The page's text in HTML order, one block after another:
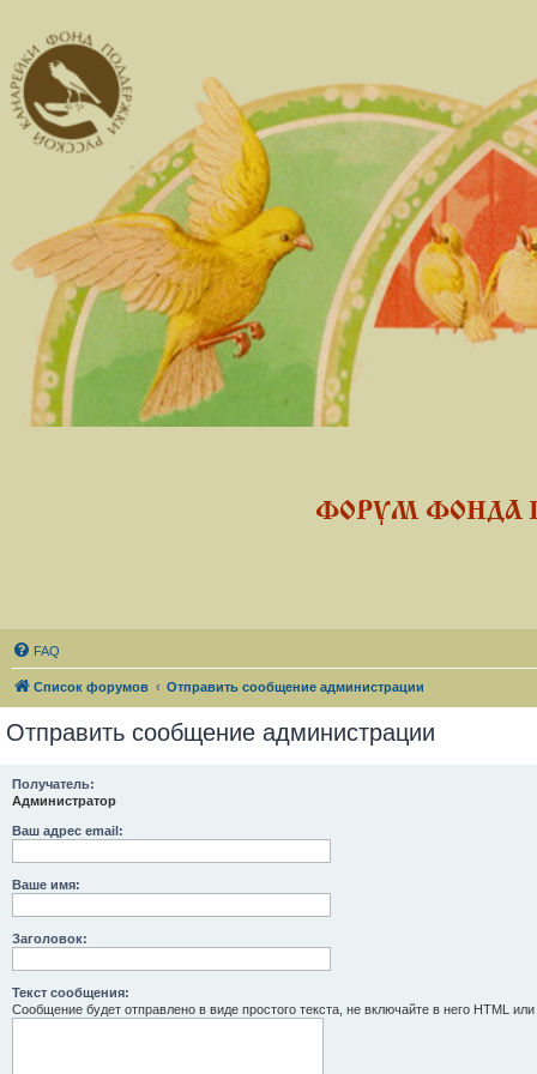
ФОРУМ ФОНДА
FAQ
Список форумов Отправить сообщение администрации
Отправить сообщение администрации
Получатель:
Администратор
Ваш адрес email:
Ваше имя:
Заголовок:
Текст сообщения:
Сообщение будет отправлено в виде простого текста, не включайте в него HTML